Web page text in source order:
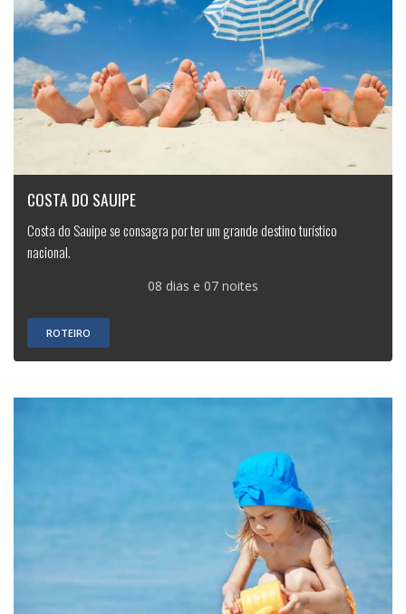
COSTA DO SAUIPE
Costa do Sauipe se consagra por ter um grande destino turístico
nacional.
08 dias e 07 noites
ROTEIRO